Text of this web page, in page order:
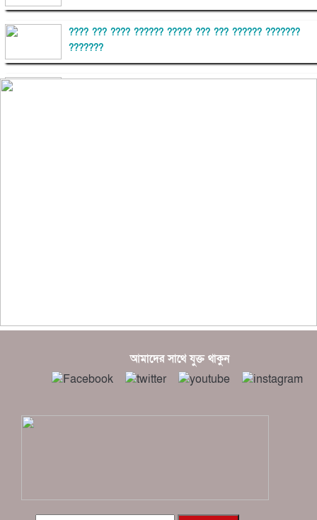
???? ??? ???? ?????? ????? ??? ??? ?????? ???????
???????
?????? ????? ?????? ???? ???? ?????
আমাদের সাথে যুক্ত থাকুন